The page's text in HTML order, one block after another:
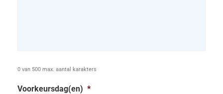
0 van 500 max. aantal karakters
Voorkeursdag(en) *